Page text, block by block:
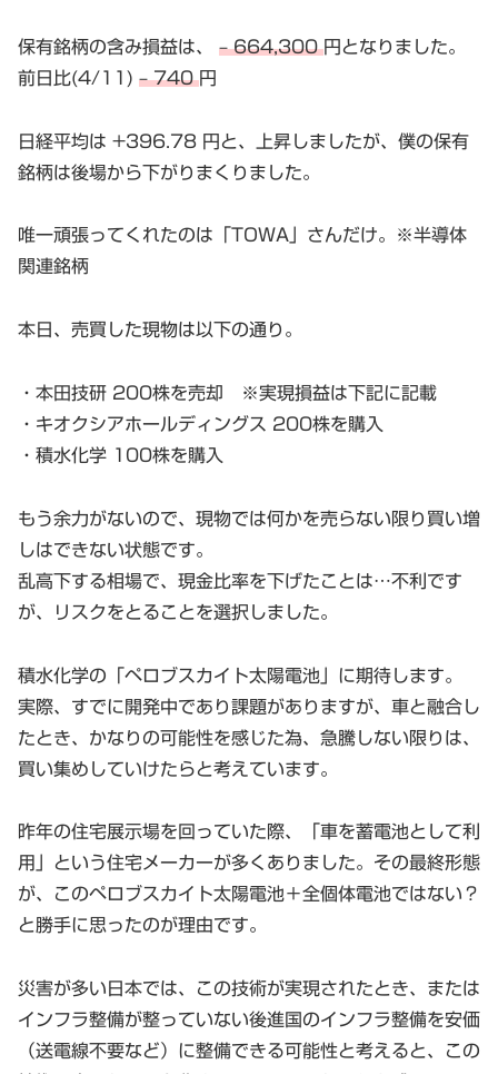
保有銘柄の含み損益は、 – 664,300円となりました。
前日比(4/11) – 740円
日経平均は +396.78 円と、上昇しましたが、僕の保有
銘柄は後場から下がりまくりました。
唯一頑張ってくれたのは「TOWA」さんだけ。※半導体
関連銘柄
本日、売買した現物は以下の通り。
・本田技研 200株を売却 ※実現損益は下記に記載
・キオクシアホールディングス 200株を購入
・積水化学 100株を購入
もう余力がないので、現物では何かを売らない限り買い増
しはできない状態です。
乱高下する相場で、現金比率を下げたことは…不利です
が、リスクをとることを選択しました。
積水化学の「ペロブスカイト太陽電池」に期待します。
実際、すでに開発中であり課題がありますが、車と融合し
たとき、かなりの可能性を感じた為、急騰しない限りは、
買い集めしていけたらと考えています。
昨年の住宅展示場を回っていた際、「車を蓄電池として利
用」という住宅メーカーが多くありました。その最終形態
が、このペロブスカイト太陽電池＋全個体電池ではない？
と勝手に思ったのが理由です。
災害が多い日本では、この技術が実現されたとき、または
インフラ整備が整っていない後進国のインフラ整備を安価
（送電線不要など）に整備できる可能性と考えると、この